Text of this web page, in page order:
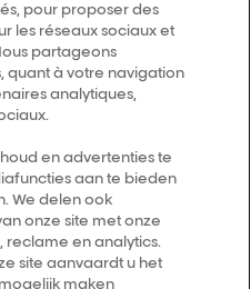
Retour haut de page
pour proposer des
les réseaux sociaux et
partageons
quant à votre navigation
analytiques,
en advertenties te
aan te bieden
We delen ook
onze site met onze
reclame en analytics.
site aanvaardt u het
maken